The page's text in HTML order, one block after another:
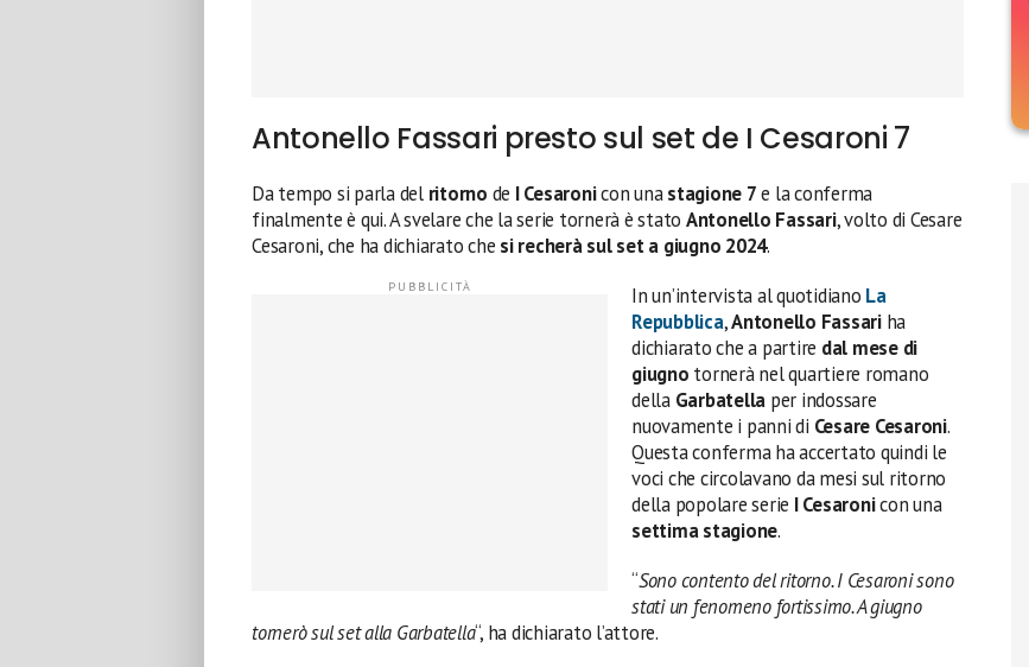
Antonello Fassari presto sul set de I Cesaroni 7
Da tempo si parla del ritorno de I Cesaronicon unastagione 7e la conferma
finalmente è qui. A svelare che la serie tornerà è stato Antonello Fassari, volto di Cesare
Cesaroni, che ha dichiarato che si recherà sul set a giugno 2024.
In un’intervista al quotidiano La
Repubblica,Antonello Fassariha
dichiarato che a partire dal mese di
giugno tornerà nel quartiere romano
della Garbatella per indossare
nuovamente i panni di Cesare Cesaroni.
Questa conferma ha accertato quindi le
voci che circolavano da mesi sul ritorno
della popolare serie I Cesaronicon una
settima stagione.
“Sono contento del ritorno. I Cesaroni sono
stati un fenomeno fortissimo. A giugno
tornerò sul set alla Garbatella“, ha dichiarato l’attore.